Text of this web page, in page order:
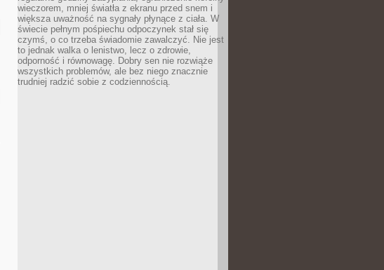
wieczorem, mniej światła z ekranu przed snem i
większa uważność na sygnały płynące z ciała. W
świecie pełnym pośpiechu odpoczynek stał się
czymś, o co trzeba świadomie zawalczyć. Nie jest
to jednak walka o lenistwo, lecz o zdrowie,
odporność i równowagę. Dobry sen nie rozwiąże
wszystkich problemów, ale bez niego znacznie
trudniej radzić sobie z codziennością.